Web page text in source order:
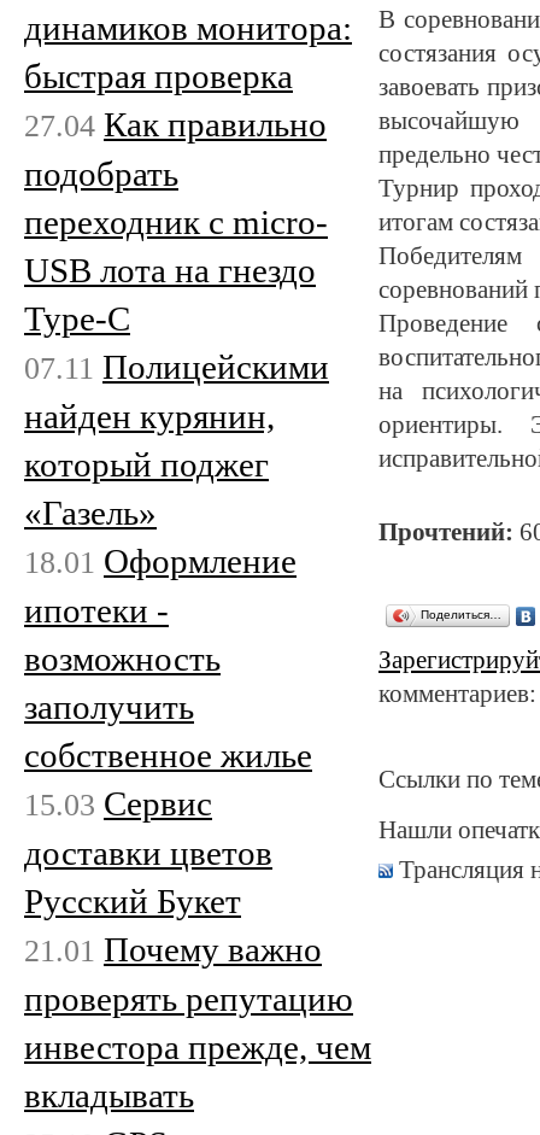
В
состязания
завоевать
высочайшую
предельно
Турнир
итогам
соревнований
Проведение
на
ориентиры.
Прочтений:
Поделиться…
Ссылки по
Нашли
Трансляция
динамиков монитора:
быстрая проверка
27.04 Как правильно
подобрать
переходник с micro-
USB лота на гнездо
Type-C
07.11 Полицейскими
найден курянин,
который поджег
«Газель»
18.01 Оформление
ипотеки -
возможность
заполучить
собственное жилье
15.03 Сервис
доставки цветов
Русский Букет
21.01 Почему важно
проверять репутацию
инвестора прежде, чем
вкладывать